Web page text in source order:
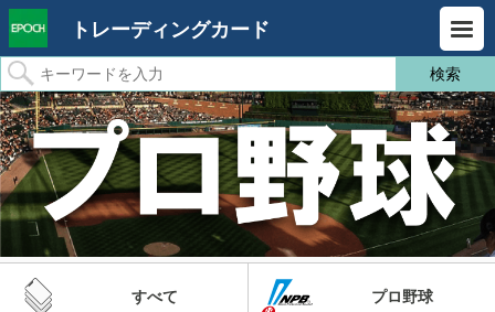
トレーディングカード
すべて プロ野球